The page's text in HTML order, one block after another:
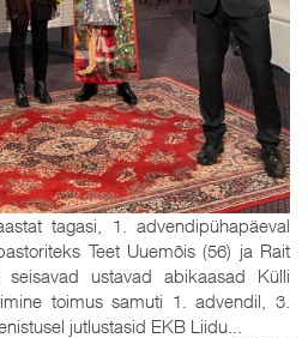
tagasi, 1. advendipühapäeval
Teet Uuemõis (56) ja Rait
ustavad abikaasad Külli
toimus samuti 1. advendil, 3.
jutlustasid EKB Liidu...